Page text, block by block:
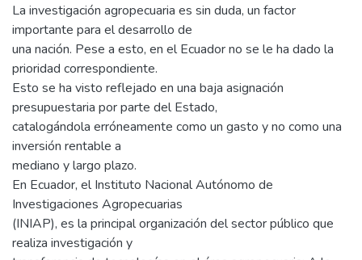
La investigación agropecuaria es sin duda, un factor
importante para el desarrollo de
una nación. Pese a esto, en el Ecuador no se le ha dado la
prioridad correspondiente.
Esto se ha visto reflejado en una baja asignación
presupuestaria por parte del Estado,
catalogándola erróneamente como un gasto y no como una
inversión rentable a
mediano y largo plazo.
En Ecuador, el Instituto Nacional Autónomo de
Investigaciones Agropecuarias
(INIAP), es la principal organización del sector público que
realiza investigación y